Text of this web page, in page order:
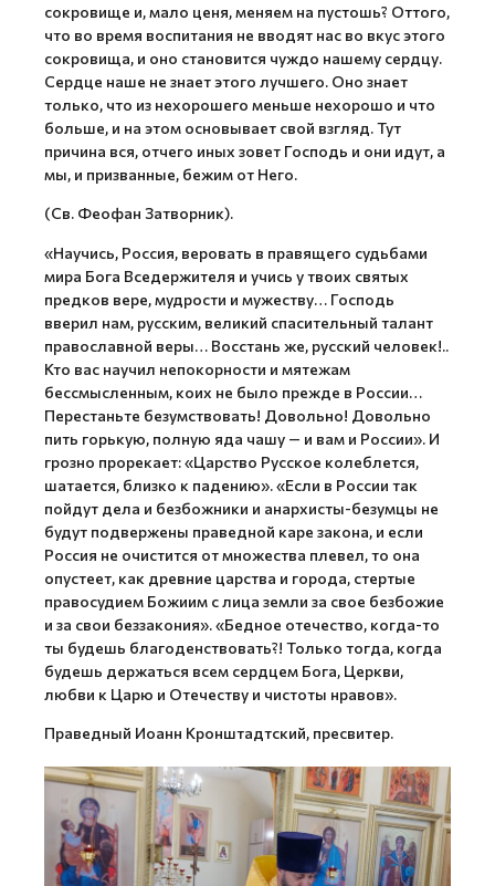
сокровище и, мало ценя, меняем на пустошь? Оттого,
что во время воспитания не вводят нас во вкус этого
сокровища, и оно становится чуждо нашему сердцу.
Сердце наше не знает этого лучшего. Оно знает
только, что из нехорошего меньше нехорошо и что
больше, и на этом основывает свой взгляд. Тут
причина вся, отчего иных зовет Господь и они идут, а
мы, и призванные, бежим от Него.
(Св. Феофан Затворник).
«Научись, Россия, веровать в правящего судьбами
мира Бога Вседержителя и учись у твоих святых
предков вере, мудрости и мужеству… Господь
вверил нам, русским, великий спасительный талант
православной веры… Восстань же, русский человек!..
Кто вас научил непокорности и мятежам
бессмысленным, коих не было прежде в России…
Перестаньте безумствовать! Довольно! Довольно
пить горькую, полную яда чашу — и вам и России». И
грозно прорекает: «Царство Русское колеблется,
шатается, близко к падению». «Если в России так
пойдут дела и безбожники и анархисты-безумцы не
будут подвержены праведной каре закона, и если
Россия не очистится от множества плевел, то она
опустеет, как древние царства и города, стертые
правосудием Божиим с лица земли за свое безбожие
и за свои беззакония». «Бедное отечество, когда-то
ты будешь благоденствовать?! Только тогда, когда
будешь держаться всем сердцем Бога, Церкви,
любви к Царю и Отечеству и чистоты нравов».
Праведный Иоанн Кронштадтский, пресвитер.